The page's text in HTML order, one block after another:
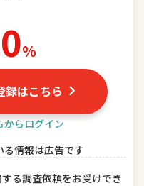
コン・周辺機器
ソフトドリンク
％
録はこちら
からログイン
情報は広告です
る調査依頼をお受けでき